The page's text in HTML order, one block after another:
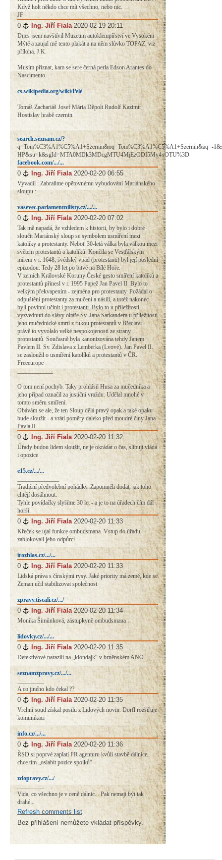
Když holt někdo chce mít všechno, nebo nic.
JF
0 # Ing. Jiří Fiala 2020-02-19 20:11
Dnes jsem navštívil Muzeum autoklempířství ve Vysokém
Mýtě a zaujal mě tento plakát a na něm slůvko TOPAZ, viz
příloha. J.K.
Musím přiznat, kam se sere černá perla Edson Arantes do
Nascimento.
cs.wikipedia.org/wiki/Pelé
Tomáš Zachariáš Josef Mária Děpolt Rudolf Kazimír
Hostislav hrabě czernin
search.seznam.cz/?
q=Tom%C3%A1%C5%A1+Szernin&oq=Tom%C3%A1%C5%A1+Szernin&aq=-
HP&su=k&sgId=MTA0MDk3MDcgMTU4MjEzODI5My4xOTU%3D
facebook.com/.../...
0 # Ing. Jiří Fiala 2020-02-20 06:55
Vyvadil : Zabraňme opětovnému vybudování Mariánského
sloupu :
vasevec.parlamentnilisty.cz/.../...
0 # Ing. Jiří Fiala 2020-02-20 07:02
Tak mě napadá, že vzhledem k historii, by bylo i dobré
sloučit Mariánský sloup se symbolem usmíření mezi
katolíky a protestanty. Neboť 30-letá válka byla válkou mezi
světem protestantů a katolíků. Končila se Vestfálským
mírem v r. 1648, švédský vpád (protestanti) byl její poslední
epizodou. Tedy 28 let po bitvě na Bílé Hoře. ¨
V zemích Královské Koruny České gesto smíření katolíků a
protestantů přinesl v r. 1995 Papež Jan Pavel II. Bylo to
velkým překvapením - zejména pro protestanty. Požádal o
odpuštění protestanty za mučení a násilí, a totéž nakonec
byli povinni učinit i protestanti. Bylo to u příležitosti
vyzvednutí do slávy oltáře Sv. Jana Sarkandera u příležitosti
jeho mučednické smrti z rukou protestantů v Břeclavi -
právě to vyvolalo velké nespokojenosti ze strany
protestantů. Současně byla kanonizována tehdy Janem
Pavlem II. Sv. Zdislava z Lemberka (Lvové). Jan Pavel II.
se zasloužil o usmíření katolíků a protestantů v ČR.
Freeeurope
____________
O tom není pochyb. Taky prohlásil Husa za mučedníka a
jeho případ označil za justiční vraždu. Udělal mnohé v
tomto směru smíření.
Obávám se ale, že ten Sloup dělá pravý opak a také opaku
bude sloužit - a vrátí poměry daleko před moudré činy Jana
Pavla II.
0 # Ing. Jiří Fiala 2020-02-20 11:32
Úřady budou lidem sloužit, ne je okrádat o čas, slibují vláda
i opozice
e15.cz/.../...
Tradiční předvolební pohádky. Zapomněli dodat, jak toho
chtějí dosáhnout.
Tyhle povídačky slyšíme 30 let - a je to na úřadech čím dál
horší.
0 # Ing. Jiří Fiala 2020-02-20 11:33
Křeček se ujal funkce ombudsmana. Vstup do úřadu
zablokovali jeho odpůrci
irozhlas.cz/.../...
0 # Ing. Jiří Fiala 2020-02-20 11:33
Lidská práva s čínskými rysy. Jaké priority má země, kde se
Zeman učil stabilizovat společnost
zpravy.tiscali.cz/.../
0 # Ing. Jiří Fiala 2020-02-20 11:34
Monika Šimůnková, zástupkyně ombudsmana :
lidovky.cz/.../...
0 # Ing. Jiří Fiala 2020-02-20 11:35
Detektivové narazili na „klondajk“ v brněnském ANO
seznamzpravy.cz/.../...
_________
A co jiného kdo čekal ??
0 # Ing. Jiří Fiala 2020-02-20 11:35
Vrchní soud získal posilu z Lidových novin. Dörfl rozšiřuje
komunikaci
info.cz/.../...
0 # Ing. Jiří Fiala 2020-02-20 11:36
ŘSD si poprvé zaplatí PR agenturu kvůli stavbě dálnice,
chce tím „oslabit pozice spolků“
zdopravy.cz/.../
_________
Vida, co všechno je v ceně dálnic... Pak nemají být tak
drahé...
Refresh comments list
Bez přihlášení nemůžete vkládat příspěvky.